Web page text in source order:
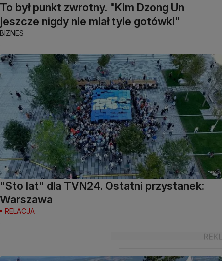
To był punkt zwrotny. "Kim Dzong Un
jeszcze nigdy nie miał tyle gotówki"
BIZNES
"Sto lat" dla TVN24. Ostatni przystanek:
Warszawa
RELACJA